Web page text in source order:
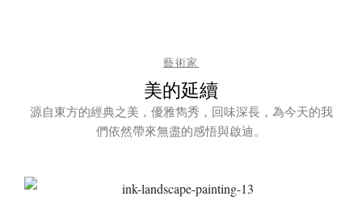
藝術家
美的延續
源自東方的經典之美，優雅雋秀，回味深長，為今天的我
們依然帶來無盡的感悟與啟迪。